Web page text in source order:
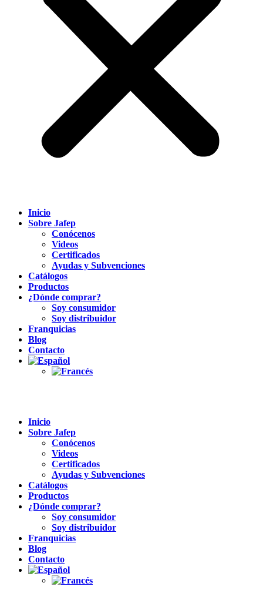
Inicio
Sobre Jafep
Conócenos
Videos
Certificados
Ayudas y Subvenciones
Catálogos
Productos
¿Dónde comprar?
Soy consumidor
Soy distribuidor
Franquicias
Blog
Contacto
Inicio
Sobre Jafep
Conócenos
Videos
Certificados
Ayudas y Subvenciones
Catálogos
Productos
¿Dónde comprar?
Soy consumidor
Soy distribuidor
Franquicias
Blog
Contacto